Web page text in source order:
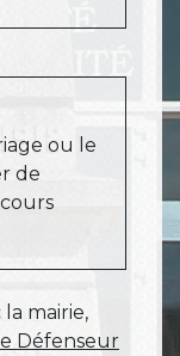
ou le
de
mairie,
Défenseur